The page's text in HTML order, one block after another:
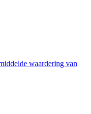
waardering van